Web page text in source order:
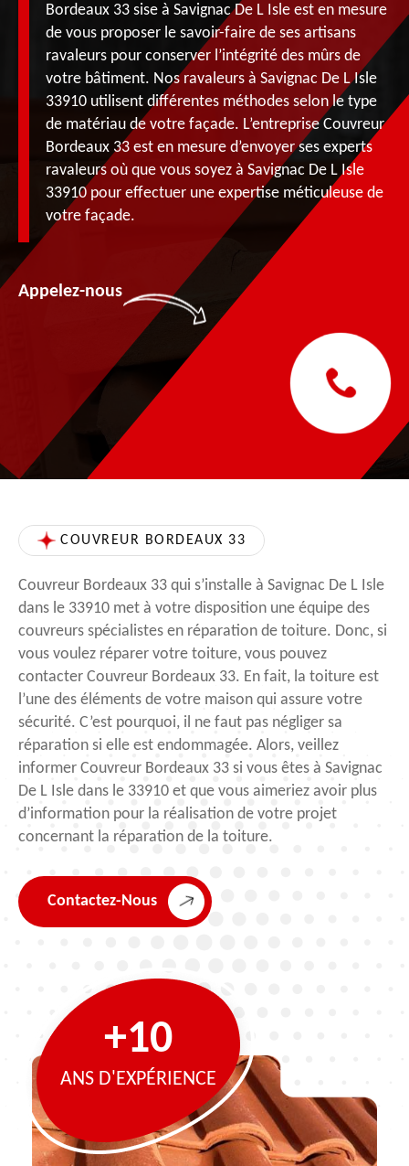
Bordeaux 33 sise à Savignac De L Isle est en mesure
de vous proposer le savoir-faire de ses artisans
ravaleurs pour conserver l’intégrité des mûrs de
votre bâtiment. Nos ravaleurs à Savignac De L Isle
33910 utilisent différentes méthodes selon le type
de matériau de votre façade. L’entreprise Couvreur
Bordeaux 33 est en mesure d’envoyer ses experts
ravaleurs où que vous soyez à Savignac De L Isle
33910 pour effectuer une expertise méticuleuse de
votre façade.
Appelez-nous
COUVREUR BORDEAUX 33
Couvreur Bordeaux 33 qui s’installe à Savignac De L Isle
dans le 33910 met à votre disposition une équipe des
couvreurs spécialistes en réparation de toiture. Donc, si
vous voulez réparer votre toiture, vous pouvez
contacter Couvreur Bordeaux 33. En fait, la toiture est
l’une des éléments de votre maison qui assure votre
sécurité. C’est pourquoi, il ne faut pas négliger sa
réparation si elle est endommagée. Alors, veillez
informer Couvreur Bordeaux 33 si vous êtes à Savignac
De L Isle dans le 33910 et que vous aimeriez avoir plus
d’information pour la réalisation de votre projet
concernant la réparation de la toiture.
Contactez-Nous
+10
ANS D'EXPÉRIENCE